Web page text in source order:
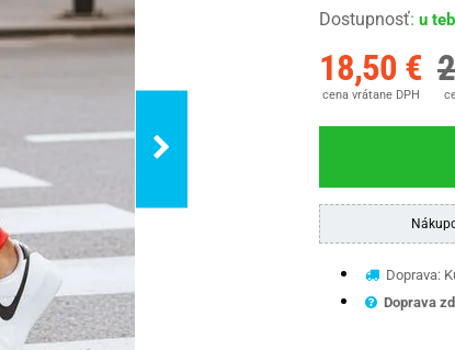
Dostupnosť: u
18,50 €
cena vrátane DPH
Doprava:
Doprava